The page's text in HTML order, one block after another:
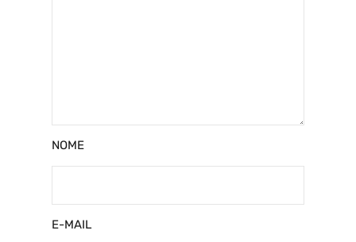
NOME
E-MAIL